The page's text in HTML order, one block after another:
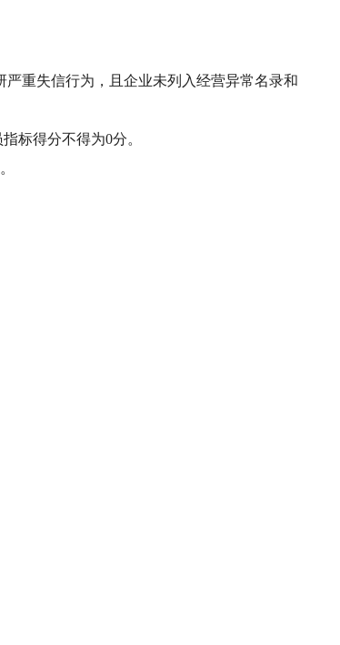
重失信行为，且企业未列入经营异常名录和
标得分不得为0分。